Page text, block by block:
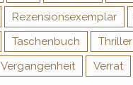
Rezensionsexemplar
Taschenbuch Thriller
Vergangenheit Verrat